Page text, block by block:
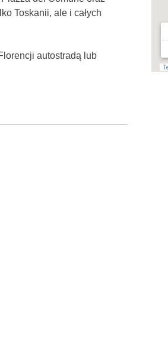
Toskanii, ale i całych
autostradą lub